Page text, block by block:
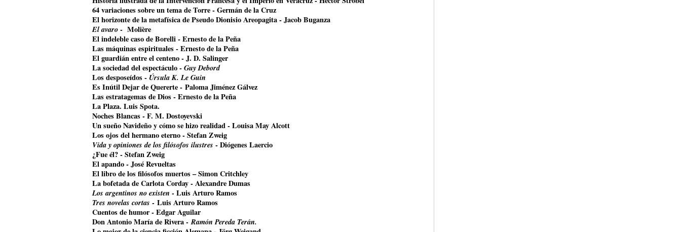
64 variaciones sobre un tema de Torre - Germán de la Cruz
El horizonte de la metafísica de Pseudo Dionisio Areopagita - Jacob Buganza
El avaro- Molière
El indeleble caso de Borelli - Ernesto de la Peña
Las máquinas espirituales - Ernesto de la Peña
El guardián entre el centeno - J. D. Salinger
La sociedad del espectáculo -Guy Debord
Los desposeídos - Úrsula K. Le Guin
Es Inútil Dejar de Quererte - Paloma Jiménez Gálvez
Las estratagemas de Dios - Ernesto de la Peña
La Plaza. Luis Spota.
Noches Blancas - F. M. Dostoyevski
Un sueño Navideño y cómo se hizo realidad - Louisa May Alcott
Los ojos del hermano eterno - Stefan Zweig
Vida y opiniones de los filósofos ilustres - Diógenes Laercio
¿Fue él? - Stefan Zweig
El apando - José Revueltas
El libro de los filósofos muertos – Simon Critchley
La bofetada de Carlota Corday - Alexandre Dumas
Los argentinos no existen - Luis Arturo Ramos
Tres novelas cortas - Luis Arturo Ramos
Cuentos de humor - Edgar Aguilar
Don Antonio María de Rivera -Ramón Pereda Terán.